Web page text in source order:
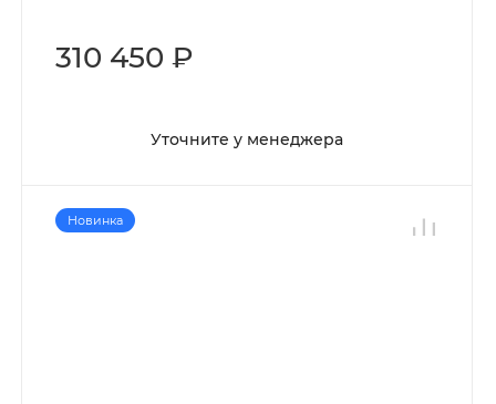
310 450 ₽
Уточните у менеджера
Новинка